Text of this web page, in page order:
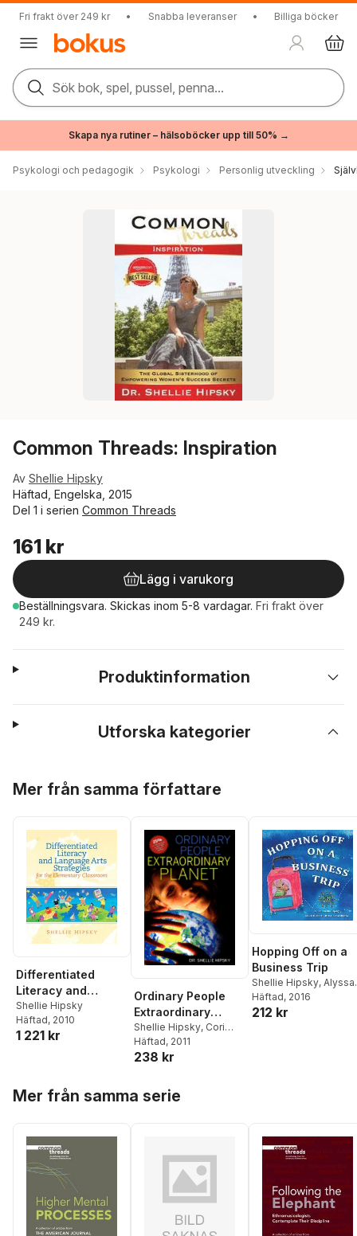
Fri frakt över 249 kr • Snabba leveranser • Billiga böcker
Sök bok, spel, pussel, penna...
Skapa nya rutiner – hälsoböcker upp till 50% →
Psykologi och pedagogik Psykologi Personlig utveckling
Common Threads: Inspiration
Av Shellie Hipsky
Häftad, Engelska, 2015
Del 1 i serien Common Threads
161 kr
Lägg i varukorg
Beställningsvara. Skickas inom 5-8 vardagar. Fri frakt över
249 kr.
Produktinformation
Utforska kategorier
Mer från samma författare
Differentiated
Literacy and
Language Arts
Strategies for the
Elementary
Shellie Hipsky
Häftad, 2010
1 221 kr
Ordinary People
Extraordinary
Planet
Shellie Hipsky, Cori
Nicole Smith
Häftad, 2011
238 kr
Hopping Off on a
Business Trip
Shellie Hipsky, Alyssa
Nevin Hipsky
Häftad, 2016
212 kr
Mer från samma serie